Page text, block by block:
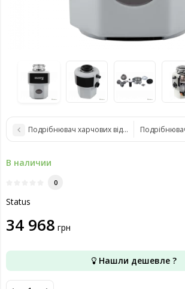
Подрібнювач харчових відходів Status
В наличии
0
Status
34 968 грн
Нашли дешевле ?